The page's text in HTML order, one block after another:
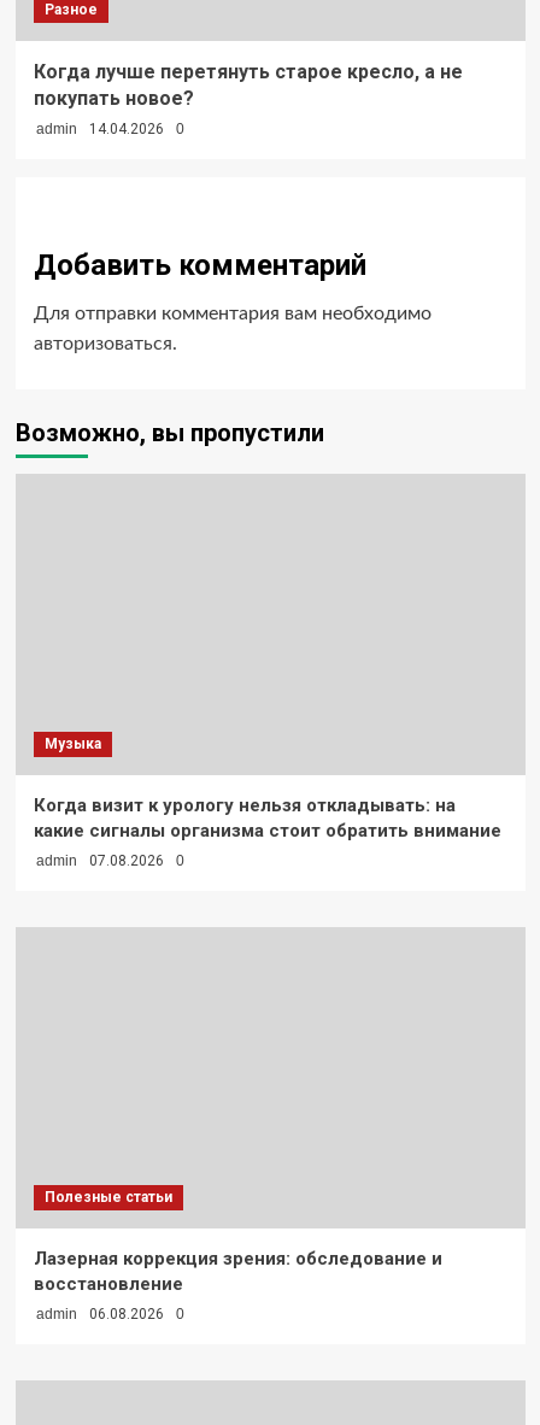
Разное
Когда лучше перетянуть старое кресло, а не
покупать новое?
admin 14.04.2026 0
Добавить комментарий
Для отправки комментария вам необходимо
авторизоваться.
Возможно, вы пропустили
Музыка
Когда визит к урологу нельзя откладывать: на
какие сигналы организма стоит обратить внимание
admin 07.08.2026 0
Полезные статьи
Лазерная коррекция зрения: обследование и
восстановление
admin 06.08.2026 0